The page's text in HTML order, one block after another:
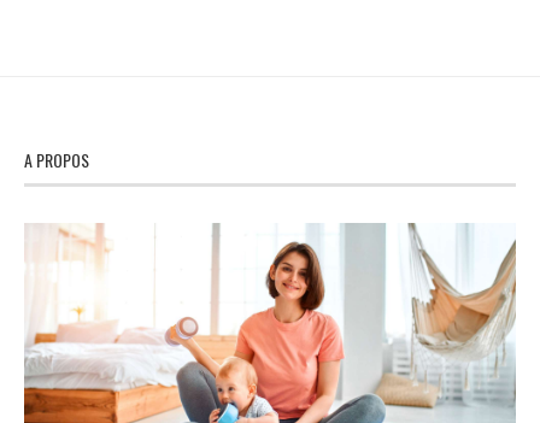
A PROPOS